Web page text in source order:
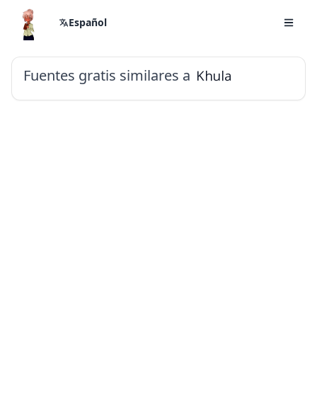
Español
Fuentes gratis similares a Khula